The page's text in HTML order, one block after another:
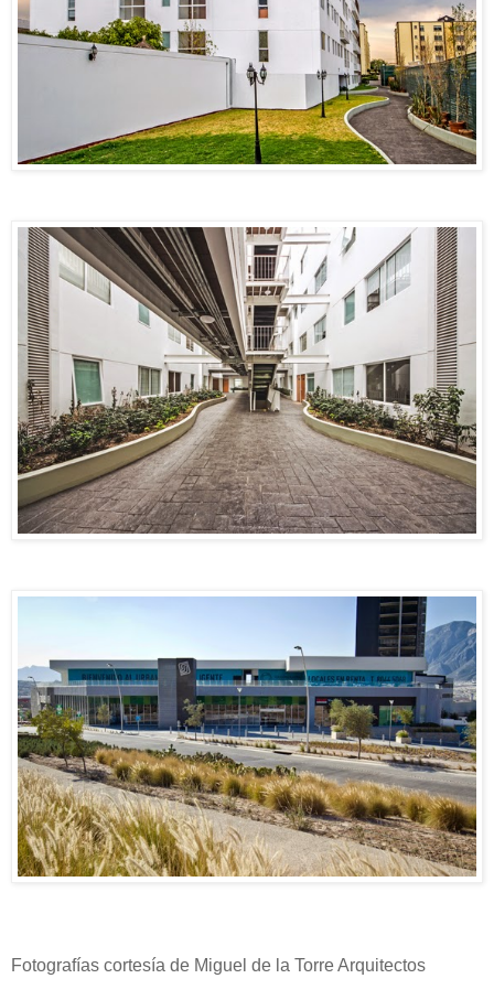
Fotografías cortesía de Miguel de la Torre Arquitectos